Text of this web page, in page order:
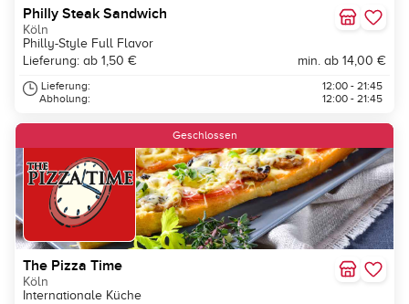
Philly Steak Sandwich
Köln
Philly-Style Full Flavor
Lieferung: ab 1,50 €
min. ab 14,00 €
Lieferung:
Abholung:
12:00 - 21:45
12:00 - 21:45
Geschlossen
The Pizza Time
Köln
Internationale Küche